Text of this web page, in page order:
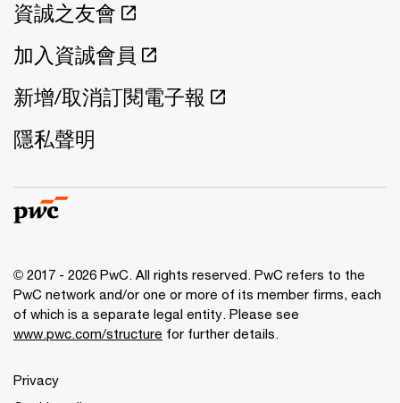
資誠之友會
加入資誠會員
新增/取消訂閱電子報
隱私聲明
© 2017 - 2026 PwC. All rights reserved. PwC refers to the
PwC network and/or one or more of its member firms, each
of which is a separate legal entity. Please see
www.pwc.com/structure for further details.
Privacy